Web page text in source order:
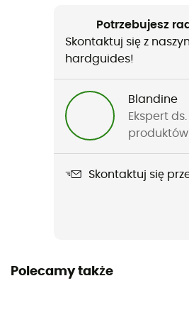
Potrzebujesz
Skontaktuj się z
hardguides!
Blandine
Ekspert ds.
produktów
Skontaktuj się
Polecamy także